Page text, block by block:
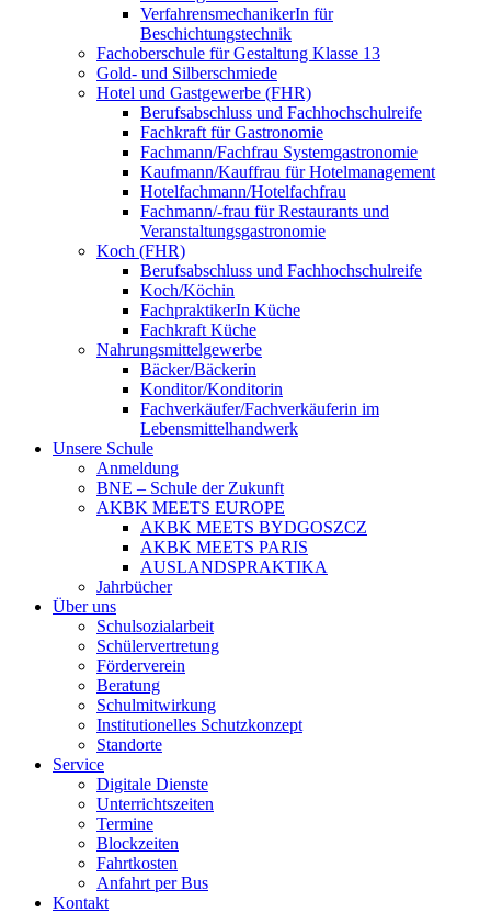
VerfahrensmechanikerIn für
Beschichtungstechnik
Fachoberschule für Gestaltung Klasse 13
Gold- und Silberschmiede
Hotel und Gastgewerbe (FHR)
Berufsabschluss und Fachhochschulreife
Fachkraft für Gastronomie
Fachmann/Fachfrau Systemgastronomie
Kaufmann/Kauffrau für Hotelmanagement
Hotelfachmann/Hotelfachfrau
Fachmann/-frau für Restaurants und
Veranstaltungsgastronomie
Koch (FHR)
Berufsabschluss und Fachhochschulreife
Koch/Köchin
FachpraktikerIn Küche
Fachkraft Küche
Nahrungsmittelgewerbe
Bäcker/Bäckerin
Konditor/Konditorin
Fachverkäufer/Fachverkäuferin im
Lebensmittelhandwerk
Unsere Schule
Anmeldung
BNE – Schule der Zukunft
AKBK MEETS EUROPE
AKBK MEETS BYDGOSZCZ
AKBK MEETS PARIS
AUSLANDSPRAKTIKA
Jahrbücher
Über uns
Schulsozialarbeit
Schülervertretung
Förderverein
Beratung
Schulmitwirkung
Institutionelles Schutzkonzept
Standorte
Service
Digitale Dienste
Unterrichtszeiten
Termine
Blockzeiten
Fahrtkosten
Anfahrt per Bus
Kontakt